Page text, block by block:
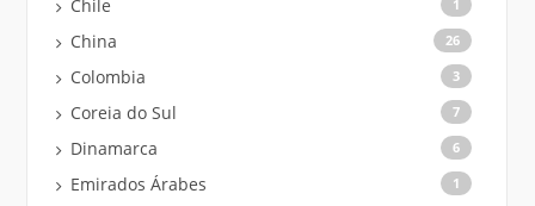
Chile 1
China 26
Colombia 3
Coreia do Sul 7
Dinamarca 6
Emirados Árabes 1